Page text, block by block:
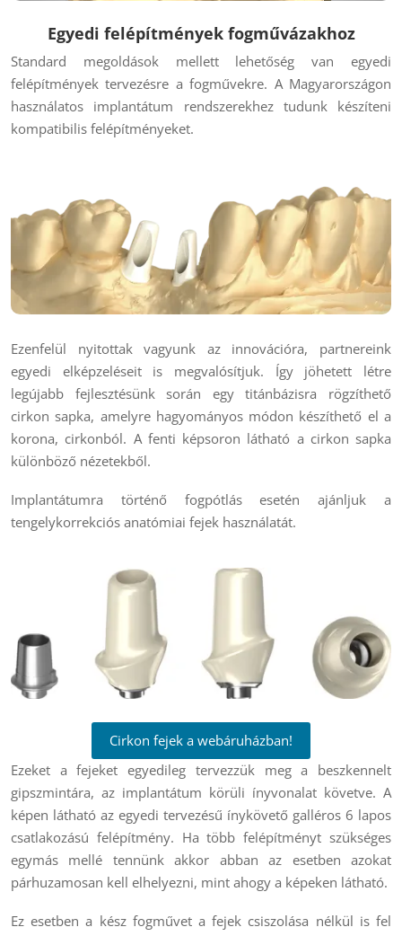
Egyedi felépítmények fogművázakhoz
Standard megoldások mellett lehetőség van egyedi
felépítmények tervezésre a fogművekre. A Magyarországon
használatos implantátum rendszerekhez tudunk készíteni
kompatibilis felépítményeket.
Ezenfelül nyitottak vagyunk az innovációra, partnereink
egyedi elképzeléseit is megvalósítjuk. Így jöhetett létre
legújabb fejlesztésünk során egy titánbázisra rögzíthető
cirkon sapka, amelyre hagyományos módon készíthető el a
korona, cirkonból. A fenti képsoron látható a cirkon sapka
különböző nézetekből.
Implantátumra történő fogpótlás esetén ajánljuk a
tengelykorrekciós anatómiai fejek használatát.
Cirkon fejek a webáruházban!
Ezeket a fejeket egyedileg tervezzük meg a beszkennelt
gipszmintára, az implantátum körüli ínyvonalat követve. A
képen látható az egyedi tervezésű ínykövető galléros 6 lapos
csatlakozású felépítmény. Ha több felépítményt szükséges
egymás mellé tennünk akkor abban az esetben azokat
párhuzamosan kell elhelyezni, mint ahogy a képeken látható.
Ez esetben a kész fogművet a fejek csiszolása nélkül is fel